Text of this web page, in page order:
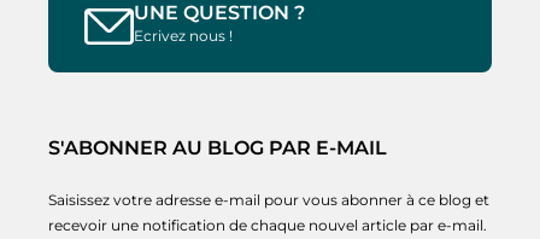
UNE QUESTION ?
Ecrivez nous !
S'ABONNER AU BLOG PAR E-MAIL
Saisissez votre adresse e-mail pour vous abonner à ce blog et
recevoir une notification de chaque nouvel article par e-mail.